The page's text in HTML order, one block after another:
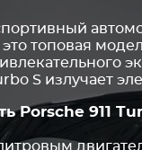
топовая
S излучает
Porsche 911